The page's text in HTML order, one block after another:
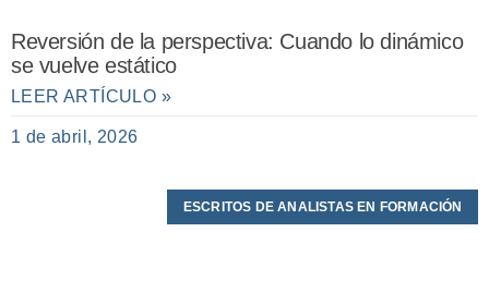
Reversión de la perspectiva: Cuando lo dinámico
se vuelve estático
LEER ARTÍCULO »
1 de abril, 2026
ESCRITOS DE ANALISTAS EN FORMACIÓN